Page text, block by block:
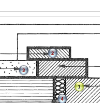
1
2
3
4